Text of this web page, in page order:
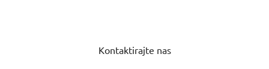
Kontaktirajte nas